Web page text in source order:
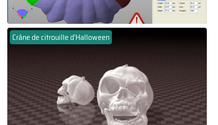
Crâne de citrouille d'Halloween